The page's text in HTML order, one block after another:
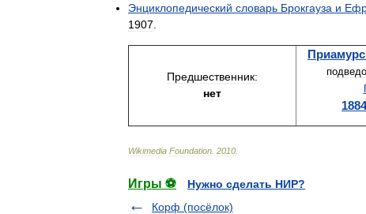
Энциклопедический словарь Брокгауза и
1907
Предшественник:
нет
1884
Wikimedia Foundation 2010
Игры ⚽
Нужно сделать НИР?
Корф (посёлок)